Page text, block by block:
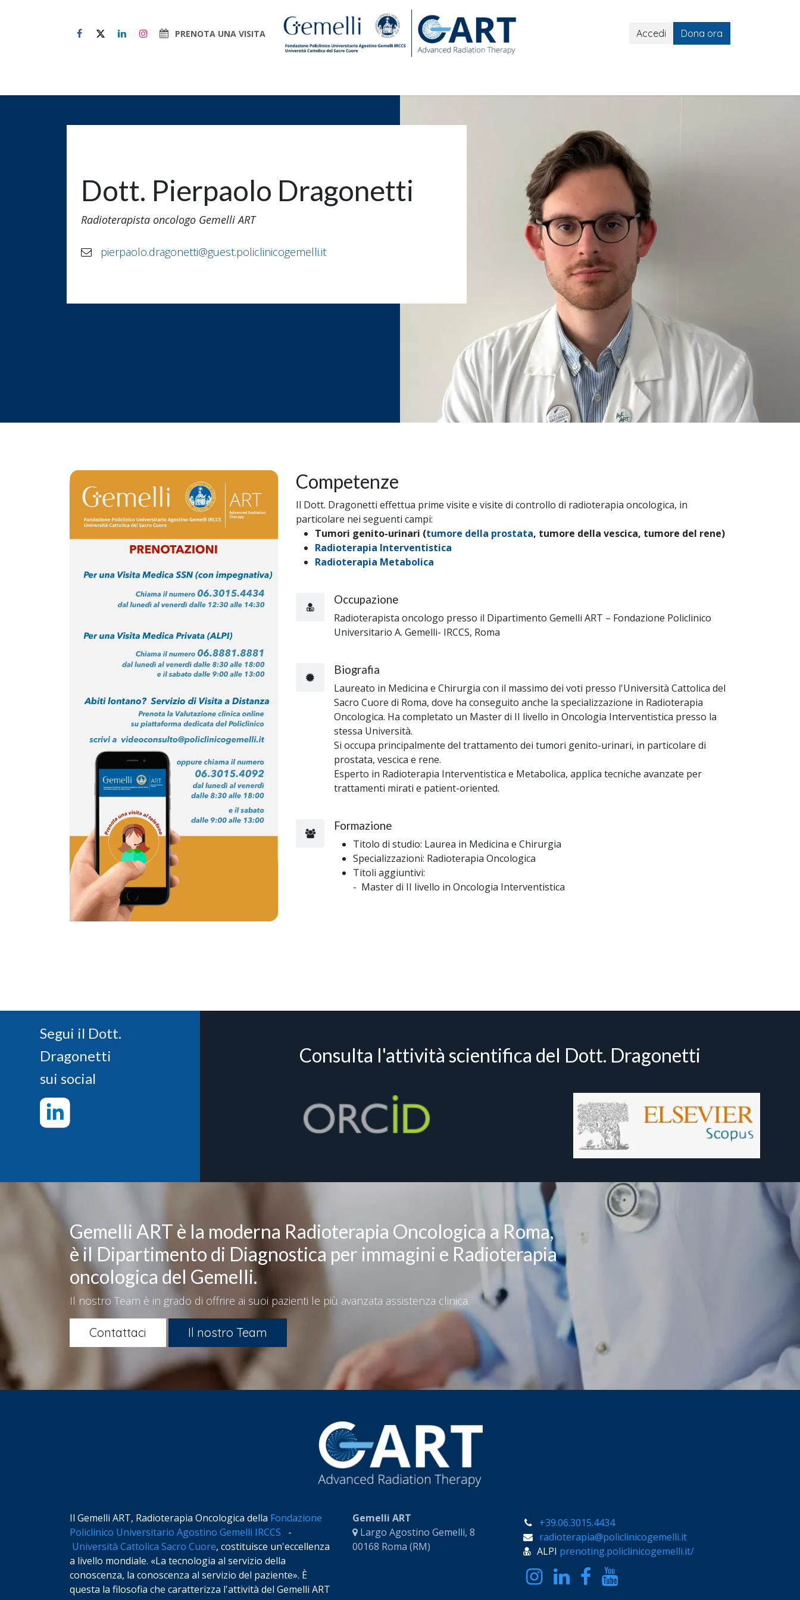
PRENOTA UNA VISITA Accedi Dona ora
Dott. Pierpaolo Dragonetti
Radioterapista oncologo Gemelli ART
pierpaolo.dragonetti@guest.policlinicogemelli.it
Competenze
Il Dott. Dragonetti effettua prime visite e visite di controllo di radioterapia oncologica, in
particolare nei seguenti campi:
Tumori genito-urinari (tumore della prostata, tumore della vescica, tumore del rene)
Radioterapia Interventistica
Radioterapia Metabolica
Occupazione
Radioterapista oncologo presso il Dipartimento Gemelli ART – Fondazione Policlinico
Universitario A. Gemelli- IRCCS, Roma
Biografia
Laureato in Medicina e Chirurgia con il massimo dei voti presso l'Università Cattolica del
Sacro Cuore di Roma, dove ha conseguito anche la specializzazione in Radioterapia
Oncologica. Ha completato un Master di II livello in Oncologia Interventistica presso la
stessa Università.
Si occupa principalmente del trattamento dei tumori genito-urinari, in particolare di
prostata, vescica e rene.
Esperto in Radioterapia Interventistica e Metabolica, applica tecniche avanzate per
trattamenti mirati e patient-oriented.
Formazione
Titolo di studio: Laurea in Medicina e Chirurgia
Specializzazioni: Radioterapia Oncologica
Titoli aggiuntivi:
- Master di II livello in Oncologia Interventistica
Segui il Dott.
Dragonetti
sui social
Consulta l'attività scientifica del Dott. Dragonetti
Gemelli ART è la moderna Radioterapia Oncologica a Roma,
è il Dipartimento di Diagnostica per immagini e Radioterapia
oncologica del Gemelli.
Il nostro Team è in grado di offrire ai suoi pazienti le più avanzata assistenza clinica.
Contattaci Il nostro Team
Il Gemelli ART, Radioterapia Oncologica della Fondazione
Policlinico Universitario Agostino Gemelli IRCCS -
Università Cattolica Sacro Cuore, costituisce un'eccellenza
a livello mondiale. «La tecnologia al servizio della
conoscenza, la conoscenza al servizio del paziente». È
questa la filosofia che caratterizza l'attività del Gemelli ART
Gemelli ART
Largo Agostino Gemelli, 8
00168 Roma (RM)
+39.06.3015.4434
radioterapia@policlinicogemelli.it
ALPI prenoting.policlinicogemelli.it/